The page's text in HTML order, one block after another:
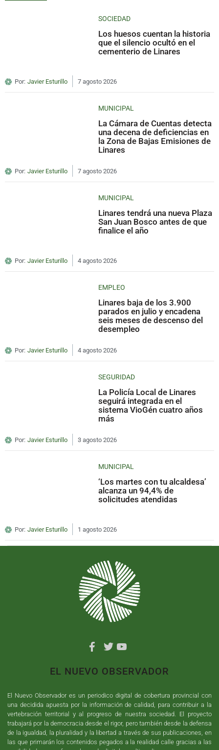
SOCIEDAD
Los huesos cuentan la historia
que el silencio ocultó en el
cementerio de Linares
Por: Javier Esturillo 7 agosto 2026
MUNICIPAL
La Cámara de Cuentas detecta
una decena de deficiencias en
la Zona de Bajas Emisiones de
Linares
Por: Javier Esturillo 7 agosto 2026
MUNICIPAL
Linares tendrá una nueva Plaza
San Juan Bosco antes de que
finalice el año
Por: Javier Esturillo 4 agosto 2026
EMPLEO
Linares baja de los 3.900
parados en julio y encadena
seis meses de descenso del
desempleo
Por: Javier Esturillo 4 agosto 2026
SEGURIDAD
La Policía Local de Linares
seguirá integrada en el
sistema VioGén cuatro años
más
Por: Javier Esturillo 3 agosto 2026
MUNICIPAL
‘Los martes con tu alcaldesa’
alcanza un 94,4% de
solicitudes atendidas
Por: Javier Esturillo 1 agosto 2026
EL NUEVO OBSERVADOR
El Nuevo Observador es un periodico digital de cobertura provincial con
una decidida apuesta por la información de calidad, para contribuir a la
vertebración territorial y al progreso de nuestra sociedad. El proyecto
trabajará por la democracia desde el rigor, pero también desde la defensa
de la igualdad, la pluralidad y la libertad a través de sus publicaciones, en
las que primarán los contenidos pegados a la realidad calle gracias a las